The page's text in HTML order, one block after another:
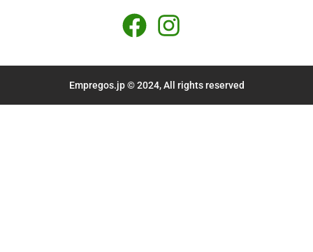
Empregos.jp © 2024, All rights reserved